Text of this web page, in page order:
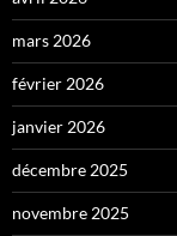
mars 2026
février 2026
janvier 2026
décembre 2025
novembre 2025